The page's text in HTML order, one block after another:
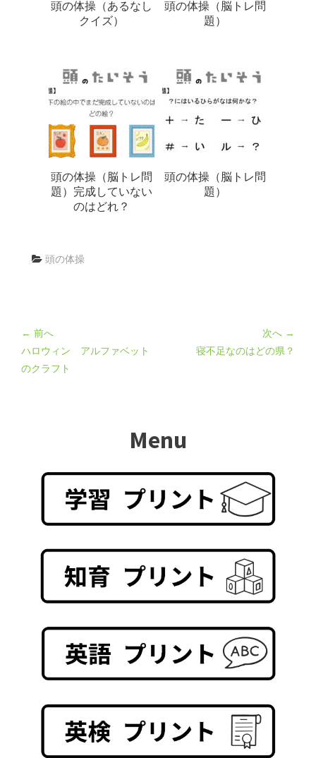
頭の体操（あるなし
クイズ）
頭の体操（脳トレ問
題）
頭の体操（脳トレ問
題）完成していない
のはどれ？
頭の体操（脳トレ問
題）
頭の体操
← 前へ
ハロウィン アルファベット
のクラフト
次へ →
寝不足なのはどの県？
Menu